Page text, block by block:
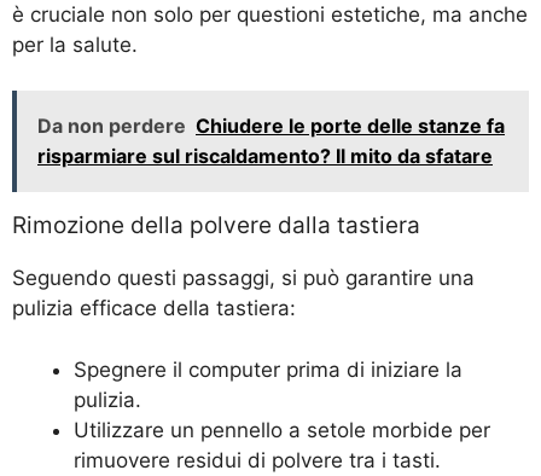
è cruciale non solo per questioni estetiche, ma anche
per la salute.
Da non perdere Chiudere le porte delle stanze fa
risparmiare sul riscaldamento? Il mito da sfatare
Rimozione della polvere dalla tastiera
Seguendo questi passaggi, si può garantire una
pulizia efficace della tastiera:
Spegnere il computer prima di iniziare la
pulizia.
Utilizzare un pennello a setole morbide per
rimuovere residui di polvere tra i tasti.